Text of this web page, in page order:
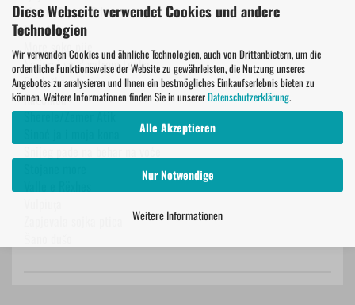
Diese Webseite verwendet Cookies und andere
Technologien
Wir verwenden Cookies und ähnliche Technologien, auch von Drittanbietern, um die
ordentliche Funktionsweise der Website zu gewährleisten, die Nutzung unseres
Angebotes zu analysieren und Ihnen ein bestmögliches Einkaufserlebnis bieten zu
können. Weitere Informationen finden Sie in unsererDatenschutzerklärung.
Alle Akzeptieren
Nur Notwendige
Weitere Informationen
​Mayne Tayere Odessa
​Moj dilbere
​More soko pije
​Ne igraj se s’ vatrom Lenka
​Pajduško oro
​Račenica
​Sherele/Zemer Atik